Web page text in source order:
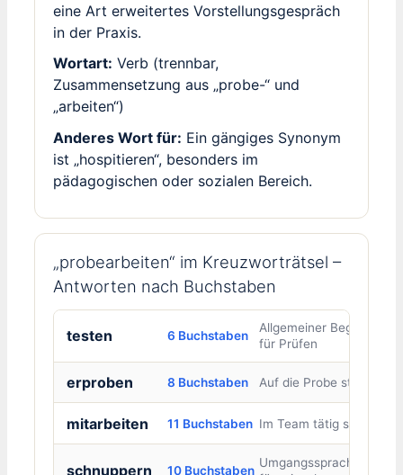
eine Art erweitertes Vorstellungsgespräch
in der Praxis.
Wortart: Verb (trennbar,
Zusammensetzung aus „probe-“ und
„arbeiten“)
Anderes Wort für: Ein gängiges Synonym
ist „hospitieren“, besonders im
pädagogischen oder sozialen Bereich.
„probearbeiten“ im Kreuzworträtsel –
Antworten nach Buchstaben
testen 6 Buchstaben
Allgemeiner Begriff
für Prüfen
erproben 8 Buchstaben Auf die Probe stellen
mitarbeiten 11 Buchstaben Im Team tätig sein
schnuppern 10 Buchstaben
Umgangssprachlich